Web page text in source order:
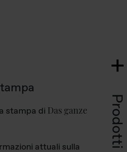
Prodotti
stampa di Das ganze
attuali sulla